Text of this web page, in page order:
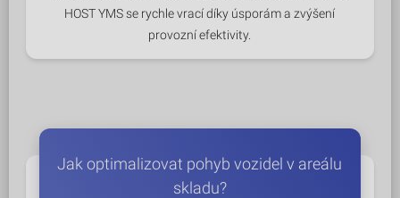
HOST YMS se rychle vrací díky úsporám a zvýšení
provozní efektivity.
Jak optimalizovat pohyb vozidel v areálu
skladu?